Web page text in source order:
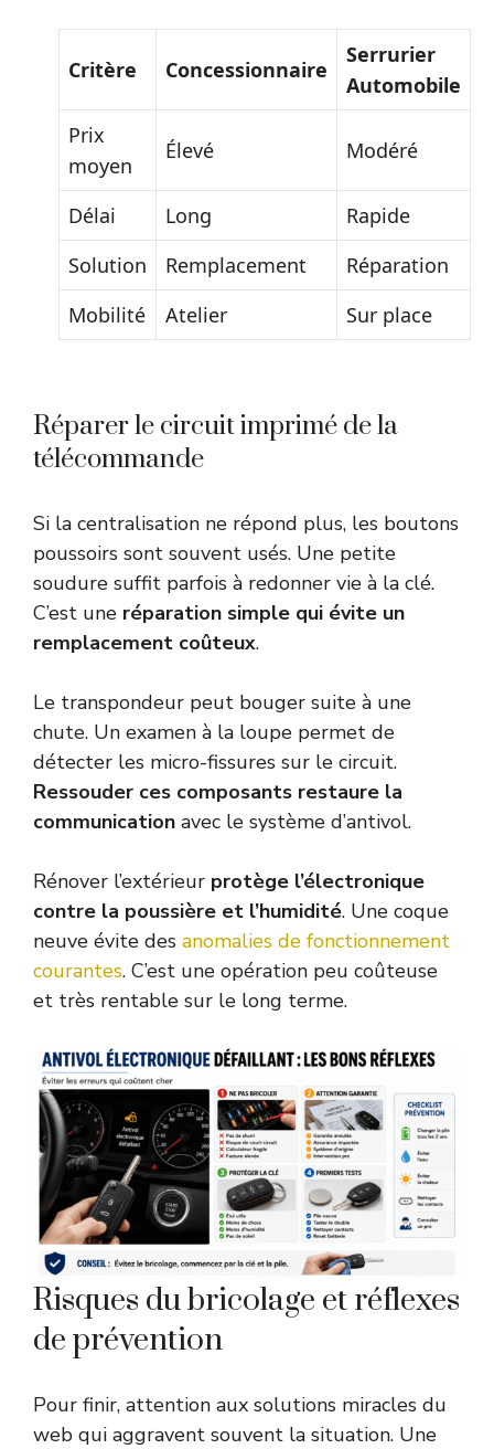
Critère Concessionnaire
Serrurier
Automobile
Prix
moyen
Élevé Modéré
Délai Long
Rapide
Solution
Remplacement
Réparation
Mobilité
Atelier Sur place
Réparer le circuit imprimé de la
télécommande
Si la centralisation ne répond plus, les boutons
poussoirs sont souvent usés. Une petite
soudure suffit parfois à redonner vie à la clé.
C’est une réparation simple qui évite un
remplacement coûteux.
Le transpondeur peut bouger suite à une
chute. Un examen à la loupe permet de
détecter les micro-fissures sur le circuit.
Ressouder ces composants restaure la
communication avec le système d’antivol.
Rénover l’extérieur protège l’électronique
contre la poussière et l’humidité. Une coque
neuve évite des anomalies de fonctionnement
courantes. C’est une opération peu coûteuse
et très rentable sur le long terme.
Risques du bricolage et réflexes
de prévention
Pour finir, attention aux solutions miracles du
web qui aggravent souvent la situation. Une